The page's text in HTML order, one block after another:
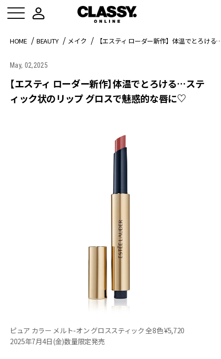
HOME BEAUTY メイク 【エスティ ローダー新作】体温でとろけ
May, 02,2025
【エスティ ローダー新作】体温でとろける…ステ
ィック状のリップ グロスで魅惑的な唇に♡
ピュア カラー メルト-オン グロススティック 全8色 ¥5,720
2025年7月4日(金)数量限定発売